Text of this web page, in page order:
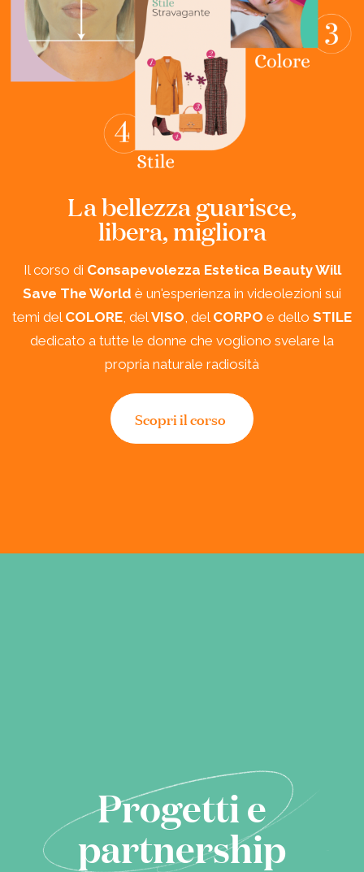
La bellezza guarisce,
libera, migliora
Il corso di Consapevolezza Estetica Beauty Will
Save The World è un'esperienza in videolezioni sui
temi del COLORE, delVISO, del CORPO e dello STILE
dedicato a tutte le donne che vogliono svelare la
propria naturale radiosità
Scopri il corso
Progetti e
partnership